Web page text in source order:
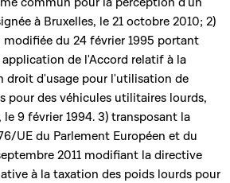
à Bruxelles, le 21 octobre 2010; 2)
du 24 février 1995 portant
de l'Accord relatif à la
droit d'usage pour l'utilisation de
pour des véhicules utilitaires lourds,
9 février 1994. 3) transposant la
UE du Parlement Européen et du
2011 modifiant la directive
à la taxation des poids lourds pour